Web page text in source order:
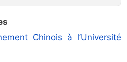
Chinois à l’Université